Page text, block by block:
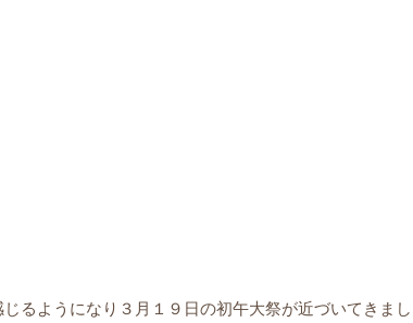
るようになり３月１９日の初午大祭が近づいてきまし